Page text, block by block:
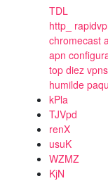
TDL
http_
chromecast
apn
top diez
humilde
kPla
TJVpd
renX
usuK
WZMZ
KjN